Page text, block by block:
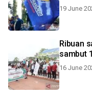
19 June
Ribuan
sambut
16 June